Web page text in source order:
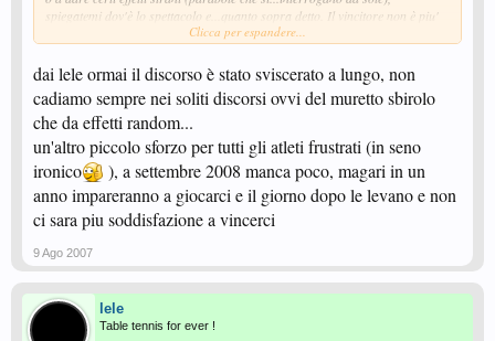
spiegatemi dov'è lo spettacolo e...quanto sopra detto. Il vincitore non è piu'
un eroe, è uno scaltro, un furbetto che è riuscito a farla franca su un povero
due puntinati, beh lasciamo stare....mi ricordo che ho un appuntamento....
Clicca per espandere...
dai lele ormai il discorso è stato sviscerato a lungo, non
cadiamo sempre nei soliti discorsi ovvi del muretto sbirolo
che da effetti random...
un'altro piccolo sforzo per tutti gli atleti frustrati (in seno
ironico
), a settembre 2008 manca poco, magari in un
anno impareranno a giocarci e il giorno dopo le levano e non
ci sara piu soddisfazione a vincerci
9 Ago 2007
lele
Table tennis for ever !